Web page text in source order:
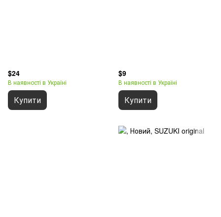
$24
В наявності в Україні
Купити
$9
В наявності в Україні
Купити